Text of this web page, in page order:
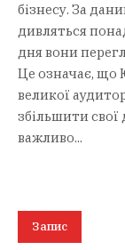
бізнесу. За
дивляться
дня вони
Це означає, що
великої
збільшити
важливо...
Запис